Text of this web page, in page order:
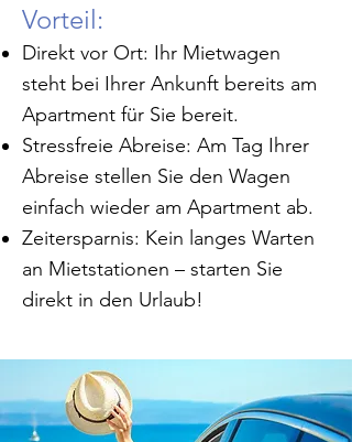
Vorteil:
Direkt vor Ort: Ihr Mietwagen
steht bei Ihrer Ankunft bereits am
Apartment für Sie bereit.
Stressfreie Abreise: Am Tag Ihrer
Abreise stellen Sie den Wagen
einfach wieder am Apartment ab.
Zeitersparnis: Kein langes Warten
an Mietstationen – starten Sie
direkt in den Urlaub!